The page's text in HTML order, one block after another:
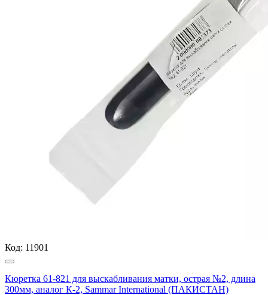
Код: 11901
Кюретка 61-821 для выскабливания матки, острая №2, длина
300мм, аналог К-2, Sammar International (ПАКИСТАН)